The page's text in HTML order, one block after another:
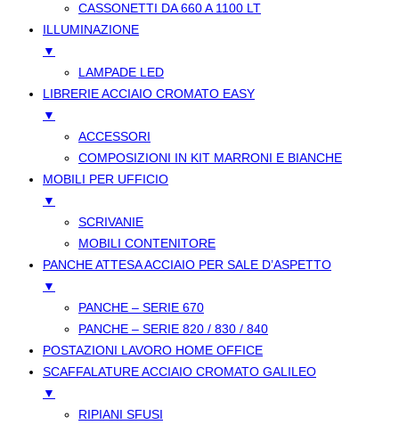
CASSONETTI DA 660 A 1100 LT
ILLUMINAZIONE
▼
LAMPADE LED
LIBRERIE ACCIAIO CROMATO EASY
▼
ACCESSORI
COMPOSIZIONI IN KIT MARRONI E BIANCHE
MOBILI PER UFFICIO
▼
SCRIVANIE
MOBILI CONTENITORE
PANCHE ATTESA ACCIAIO PER SALE D’ASPETTO
▼
PANCHE – SERIE 670
PANCHE – SERIE 820 / 830 / 840
POSTAZIONI LAVORO HOME OFFICE
SCAFFALATURE ACCIAIO CROMATO GALILEO
▼
RIPIANI SFUSI